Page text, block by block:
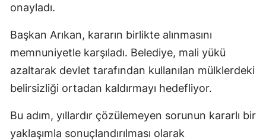
onayladı.
Başkan Arıkan, kararın birlikte alınmasını
memnuniyetle karşıladı. Belediye, mali yükü
azaltarak devlet tarafından kullanılan mülklerdeki
belirsizliği ortadan kaldırmayı hedefliyor.
Bu adım, yıllardır çözülemeyen sorunun kararlı bir
yaklaşımla sonuçlandırılması olarak